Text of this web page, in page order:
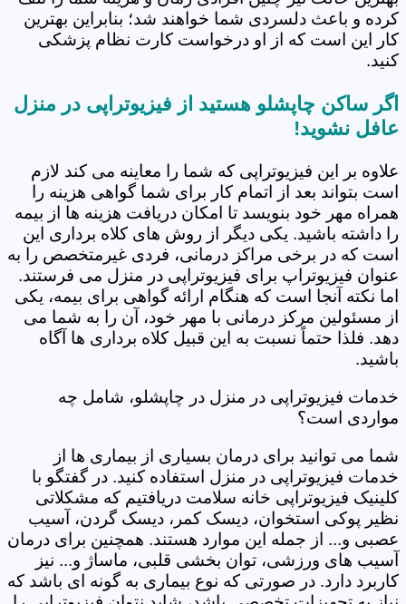
کرده و باعث دلسردی شما خواهند شد؛ بنابراین بهترین
کار این است که از او درخواست کارت نظام پزشکی
کنید.
اگر ساکن چاپشلو هستید از فیزیوتراپی در منزل
عافل نشوید!
علاوه بر این فیزیوتراپی که شما را معاینه می کند لازم
است بتواند بعد از اتمام کار برای شما گواهی هزینه را
همراه مهر خود بنویسد تا امکان دریافت هزینه ها از بیمه
را داشته باشید. یکی دیگر از روش های کلاه برداری این
است که در برخی مراکز درمانی، فردی غیرمتخصص را به
عنوان فیزیوتراپ برای فیزیوتراپی در منزل می فرستند.
اما نکته آنجا است که هنگام ارائه گواهی برای بیمه، یکی
از مسئولین مرکز درمانی با مهر خود، آن را به شما می
دهد. فلذا حتماً نسبت به این قبیل کلاه برداری ها آگاه
باشید.
خدمات فیزیوتراپی در منزل در چاپشلو، شامل چه
مواردی است؟
شما می توانید برای درمان بسیاری از بیماری ها از
خدمات فیزیوتراپی در منزل استفاده کنید. در گفتگو با
کلینیک فیزیوتراپی خانه سلامت دریافتیم که مشکلاتی
نظیر پوکی استخوان، دیسک کمر، دیسک گردن، آسیب
عصبی و... از جمله این موارد هستند. همچنین برای درمان
آسیب های ورزشی، توان بخشی قلبی، ماساژ و... نیز
کاربرد دارد. در صورتی که نوع بیماری به گونه ای باشد که